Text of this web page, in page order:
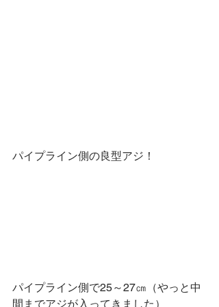
パイプライン側の良型アジ！
パイプライン側で25～27㎝（やっと中
間までアジが入ってきました）